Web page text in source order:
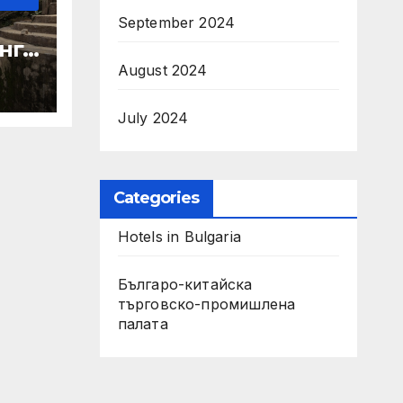
September 2024
August 2024
July 2024
Categories
Hotels in Bulgaria
Българо-китайска
търговско-промишлена
палата